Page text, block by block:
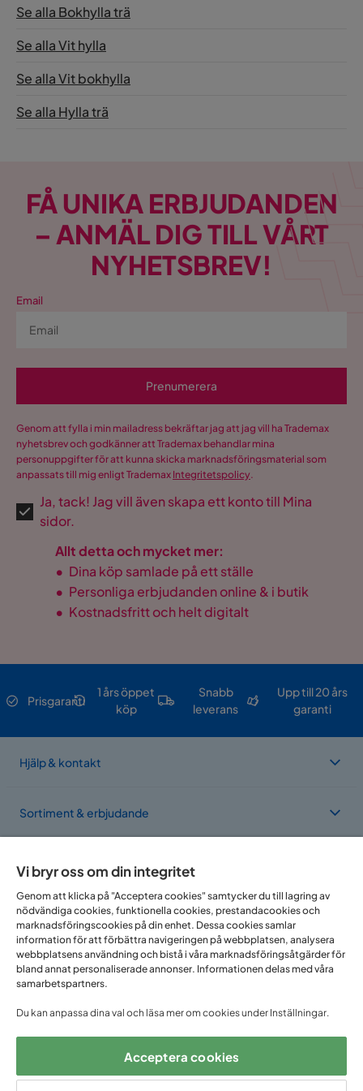
Se alla Bokhylla trä
Se alla Vit hylla
Se alla Vit bokhylla
Se alla Hylla trä
FÅ UNIKA ERBJUDANDEN
– ANMÄL DIG TILL VÅRT
NYHETSBREV!
Email
Prenumerera
Genom att fylla i min mailadress bekräftar jag att jag vill ha Trademax
nyhetsbrev och godkänner att Trademax behandlar mina
personuppgifter för att kunna skicka marknadsföringsmaterial som
anpassats till mig enligt Trademax Integritetspolicy.
Ja, tack! Jag vill även skapa ett konto till Mina
sidor.
Allt detta och mycket mer:
• Dina köp samlade på ett ställe
• Personliga erbjudanden online & i butik
• Kostnadsfritt och helt digitalt
Prisgaranti
1 års öppet
köp
Snabb
leverans
Upp till 20 års
garanti
Hjälp & kontakt
Sortiment & erbjudande
Om Trademax
Vi finns i flera länder
Följ oss på:
Vi bryr oss om din integritet
Genom att klicka på "Acceptera cookies" samtycker du till lagring av
nödvändiga cookies, funktionella cookies, prestandacookies och
marknadsföringscookies på din enhet. Dessa cookies samlar
information för att förbättra navigeringen på webbplatsen, analysera
webbplatsens användning och bistå i våra marknadsföringsåtgärder för
bland annat personaliserade annonser. Informationen delas med våra
samarbetspartners.
Du kan anpassa dina val och läsa mer om cookies under Inställningar.
Acceptera cookies